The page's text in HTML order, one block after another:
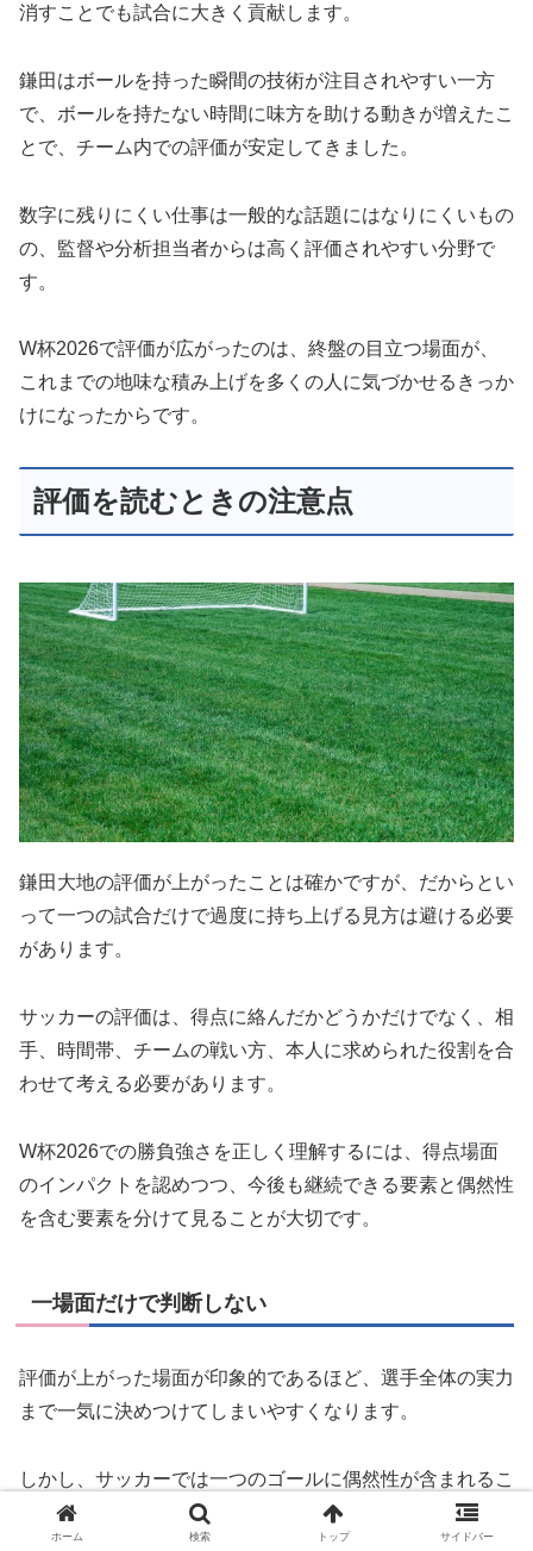
消すことでも試合に大きく貢献します。
鎌田はボールを持った瞬間の技術が注目されやすい一方
で、ボールを持たない時間に味方を助ける動きが増えたこ
とで、チーム内での評価が安定してきました。
数字に残りにくい仕事は一般的な話題にはなりにくいもの
の、監督や分析担当者からは高く評価されやすい分野で
す。
W杯2026で評価が広がったのは、終盤の目立つ場面が、
これまでの地味な積み上げを多くの人に気づかせるきっか
けになったからです。
評価を読むときの注意点
鎌田大地の評価が上がったことは確かですが、だからとい
って一つの試合だけで過度に持ち上げる見方は避ける必要
があります。
サッカーの評価は、得点に絡んだかどうかだけでなく、相
手、時間帯、チームの戦い方、本人に求められた役割を合
わせて考える必要があります。
W杯2026での勝負強さを正しく理解するには、得点場面
のインパクトを認めつつ、今後も継続できる要素と偶然性
を含む要素を分けて見ることが大切です。
一場面だけで判断しない
評価が上がった場面が印象的であるほど、選手全体の実力
まで一気に決めつけてしまいやすくなります。
しかし、サッカーでは一つのゴールに偶然性が含まれるこ
ともあり、長期的な評価には継続性や試合全体での関与も
必要です。
ホーム 検索 トップ サイドバー